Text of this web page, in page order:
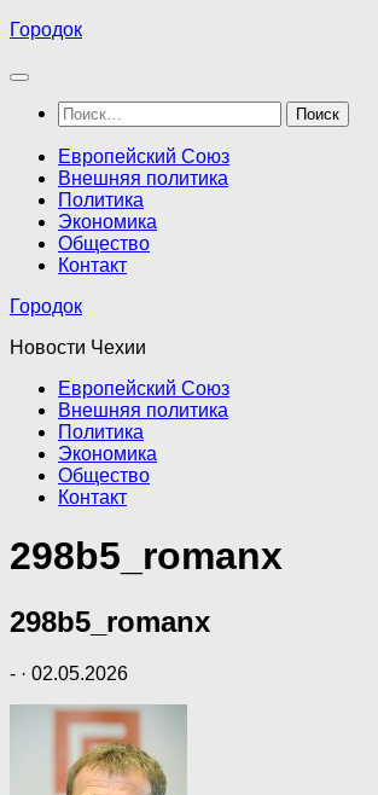
Перейти
содержимому
Городок
Найти:
Европейский Союз
Внешняя политика
Политика
Экономика
Общество
Контакт
Городок
Новости Чехии
Европейский Союз
Внешняя политика
Политика
Экономика
Общество
Контакт
298b5_romanx
298b5_romanx
- · 02.05.2026